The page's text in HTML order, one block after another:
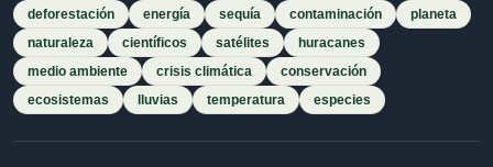
deforestación energía sequía contaminación
planeta
naturaleza
científicos satélites
huracanes
medio ambiente
crisis climática
conservación
ecosistemas
lluvias temperatura especies